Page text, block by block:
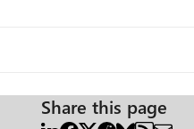
Share this page